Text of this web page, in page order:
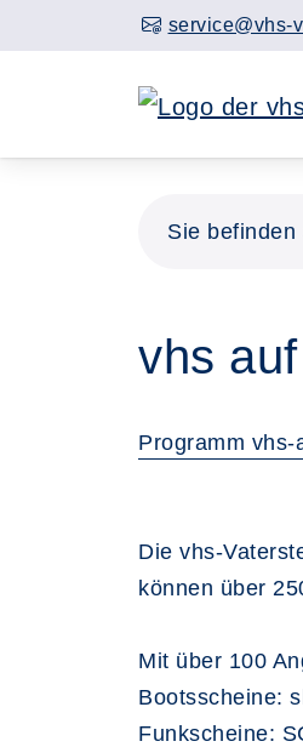
service@vhs-
Sie befinden
vhs
Programm
Die vhs-
können über
Mit über 100
Bootsscheine:
Funkscheine: